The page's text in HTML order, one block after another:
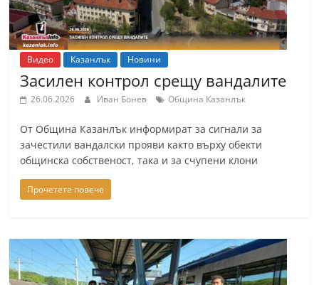
Видео Казанлък Новини
Засилен контрол срещу вандалите
26.06.2026 Иван Бонев Община Казанлък
От Община Казанлък информират за сигнали за
зачестили вандалски прояви както върху обекти
общинска собственост, така и за счупени клони
Прочетете повече